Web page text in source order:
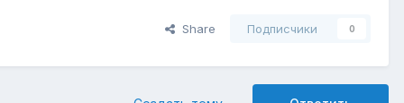
Share Подписчики 0